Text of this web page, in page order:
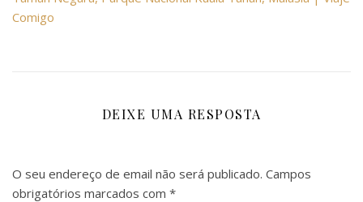
Comigo
DEIXE UMA RESPOSTA
O seu endereço de email não será publicado. Campos
obrigatórios marcados com *